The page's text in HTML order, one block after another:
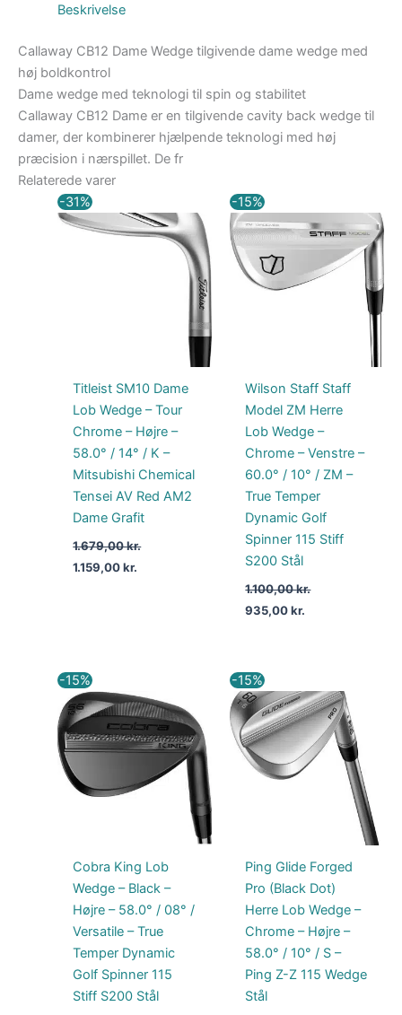
Beskrivelse
Callaway CB12 Dame Wedge tilgivende dame wedge med
høj boldkontrol
Dame wedge med teknologi til spin og stabilitet
Callaway CB12 Dame er en tilgivende cavity back wedge til
damer, der kombinerer hjælpende teknologi med høj
præcision i nærspillet. De fr
Relaterede varer
-31%
Titleist SM10 Dame
Lob Wedge – Tour
Chrome – Højre –
58.0° / 14° / K –
Mitsubishi Chemical
Tensei AV Red AM2
Dame Grafit
1.679,00kr.
Den
oprindelige
pris
1.159,00kr.
aktuelle
pris
1.159,00 kr..
-15%
Wilson Staff Staff
Model ZM Herre
Lob Wedge –
Chrome – Venstre –
60.0° / 10° / ZM –
True Temper
Dynamic Golf
Spinner 115 Stiff
S200 Stål
1.100,00kr.
Den
oprindelige
pris
var:
1.100,00 kr..
935,00kr.
aktuelle
pris
er:
935,00 kr..
-15%
Cobra King Lob
Wedge – Black –
Højre – 58.0° / 08° /
Versatile – True
Temper Dynamic
Golf Spinner 115
Stiff S200 Stål
Den
oprindelige
pris
var:
1.299,00 kr..
pris
er:
1.104,15 kr..
-15%
Ping Glide Forged
Pro (Black Dot)
Herre Lob Wedge –
Chrome – Højre –
58.0° / 10° / S –
Ping Z-Z 115 Wedge
Stål
Den
oprindelige
pris
var:
1.699,00 kr..
aktuelle
pris
er:
1.444,15 kr..